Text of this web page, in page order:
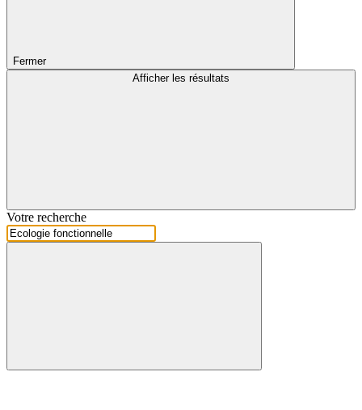
Fermer
Afficher les résultats
Votre recherche